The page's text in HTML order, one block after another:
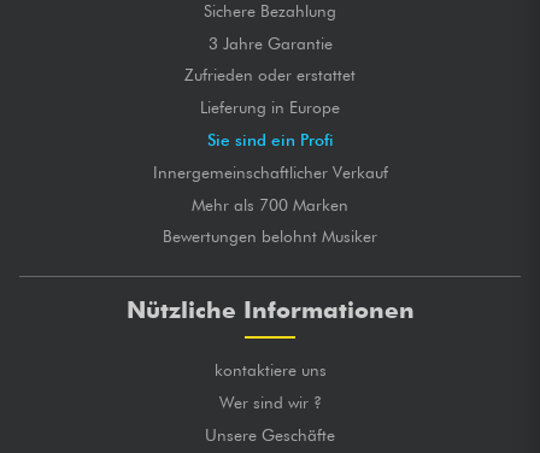
Sichere Bezahlung
3 Jahre Garantie
Zufrieden oder erstattet
Lieferung in Europe
Sie sind ein Profi
Innergemeinschaftlicher Verkauf
Mehr als 700 Marken
Bewertungen belohnt Musiker
Nützliche Informationen
kontaktiere uns
Wer sind wir ?
Unsere Geschäfte